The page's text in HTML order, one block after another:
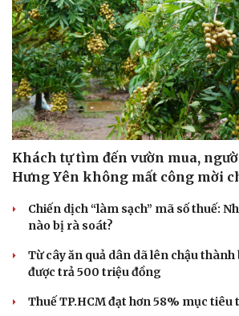
Khách tự tìm đến vườn mua,
Hưng Yên không mất công mời
Chiến dịch “làm sạch” mã số thuế:
nào bị rà soát?
Từ cây ăn quả dân dã lên chậu
được trả 500 triệu đồng
Thuế TP.HCM đạt hơn 58% mục tiêu